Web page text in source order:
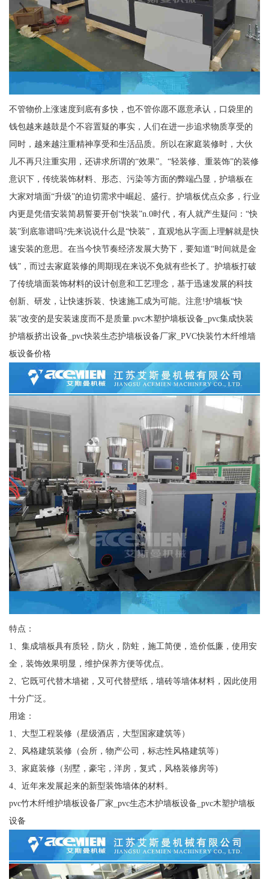
不管物价上涨速度到底有多快，也不管你愿不愿意承认，口袋里的
钱包越来越鼓是个不容置疑的事实，人们在进一步追求物质享受的
同时，越来越注重精神享受和生活品质。所以在家庭装修时，大伙
儿不再只注重实用，还讲求所谓的“效果”。“轻装修、重装饰”的装修
意识下，传统装饰材料、形态、污染等方面的弊端凸显，护墙板在
大家对墙面“升级”的迫切需求中崛起、盛行。护墙板优点众多，行业
内更是凭借安装简易誓要开创“快装”n.0时代，有人就产生疑问：“快
装”到底靠谱吗?先来说说什么是“快装”，直观地从字面上理解就是快
速安装的意思。在当今快节奏经济发展大势下，要知道“时间就是金
钱”，而过去家庭装修的周期现在来说不免就有些长了。护墙板打破
了传统墙面装饰材料的设计创意和工艺理念，基于迅速发展的科技
创新、研发，让快速拆装、快速施工成为可能。注意!护墙板“快
装”改变的是安装速度而不是质量.pvc木塑护墙板设备_pvc集成快装
护墙板挤出设备_pvc快装生态护墙板设备厂家_PVC快装竹木纤维墙
板设备价格
特点：
1、集成墙板具有质轻，防火，防蛀，施工简便，造价低廉，使用安
全，装饰效果明显，维护保养方便等优点。
2、它既可代替木墙裙，又可代替壁纸，墙砖等墙体材料，因此使用
十分广泛。
用途：
1、大型工程装修（星级酒店，大型国家建筑等）
2、风格建筑装修（会所，物产公司，标志性风格建筑等）
3、家庭装修（别墅，豪宅，洋房，复式，风格装修房等)
4、近年来发展起来的新型装饰墙体的材料。
pvc竹木纤维护墙板设备厂家_pvc生态木护墙板设备_pvc木塑护墙板
设备